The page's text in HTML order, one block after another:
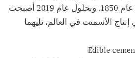
charles johnson حوالي عام 1850. وبحلول عام 2019 أصبحت
إنتاج الأسمنت في العالم، تليهما